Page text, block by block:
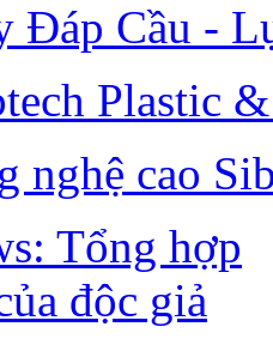
Đáp Cầu -
Plastic
nghệ cao